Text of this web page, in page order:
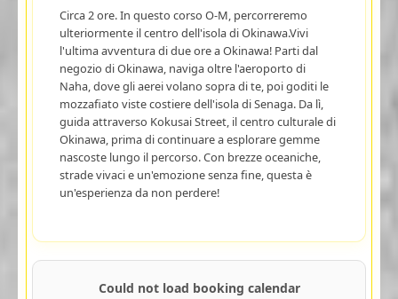
Circa 2 ore. In questo corso O-M, percorreremo
ulteriormente il centro dell'isola di Okinawa.Vivi
l'ultima avventura di due ore a Okinawa! Parti dal
negozio di Okinawa, naviga oltre l'aeroporto di
Naha, dove gli aerei volano sopra di te, poi goditi le
mozzafiato viste costiere dell'isola di Senaga. Da lì,
guida attraverso Kokusai Street, il centro culturale di
Okinawa, prima di continuare a esplorare gemme
nascoste lungo il percorso. Con brezze oceaniche,
strade vivaci e un'emozione senza fine, questa è
un'esperienza da non perdere!
Could not load booking calendar